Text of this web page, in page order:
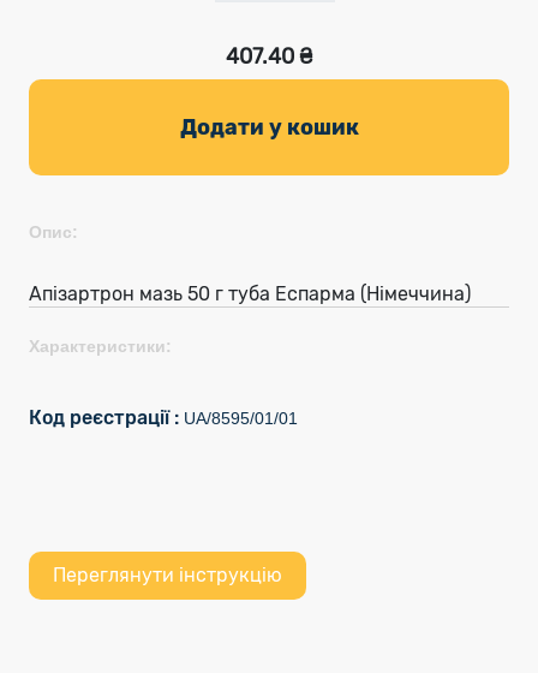
407.40 ₴
Додати у кошик
Опис:
Апізартрон мазь 50 г туба Еспарма (Німеччина)
Характеристики:
Код реєстрації : UA/8595/01/01
Переглянути інструкцію